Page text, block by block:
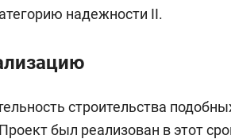
надежности II.
строительства
был реализован в этот